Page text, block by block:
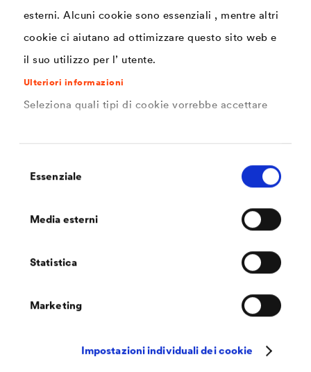
esterni. Alcuni cookie sono essenziali , mentre altri
cookie ci aiutano ad ottimizzare questo sito web e
il suo utilizzo per l’ utente.
Ulteriori informazioni
Seleziona quali tipi di cookie vorrebbe accettare
delEssenziale
Media esterni
Statistica
Marketing
Impostazioni individuali dei cookie
DOC | 14,9 kB
DÖRKEN Portrait
Ottieni un portrait dettagliato di DÖRKEN.
DÖRKEN Membranes breve portrait